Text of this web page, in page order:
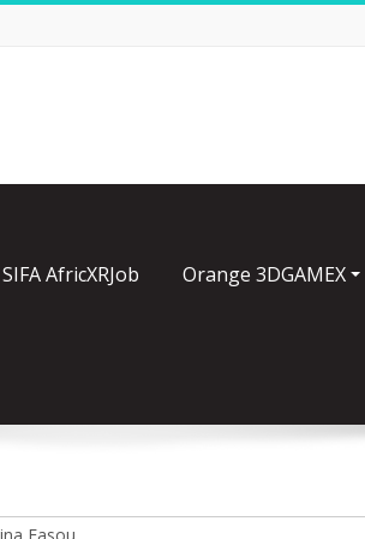
SIFA AfricXRJob Orange 3DGAMEX